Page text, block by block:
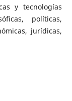
y tecnologías
políticas,
jurídicas,